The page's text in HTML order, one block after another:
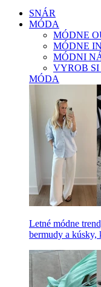
SNÁR
MÓDA
MÓDNE
MÓDNE
MÓDNI
VYROB SI
MÓDA
Letné módne
bermudy a kúsky,